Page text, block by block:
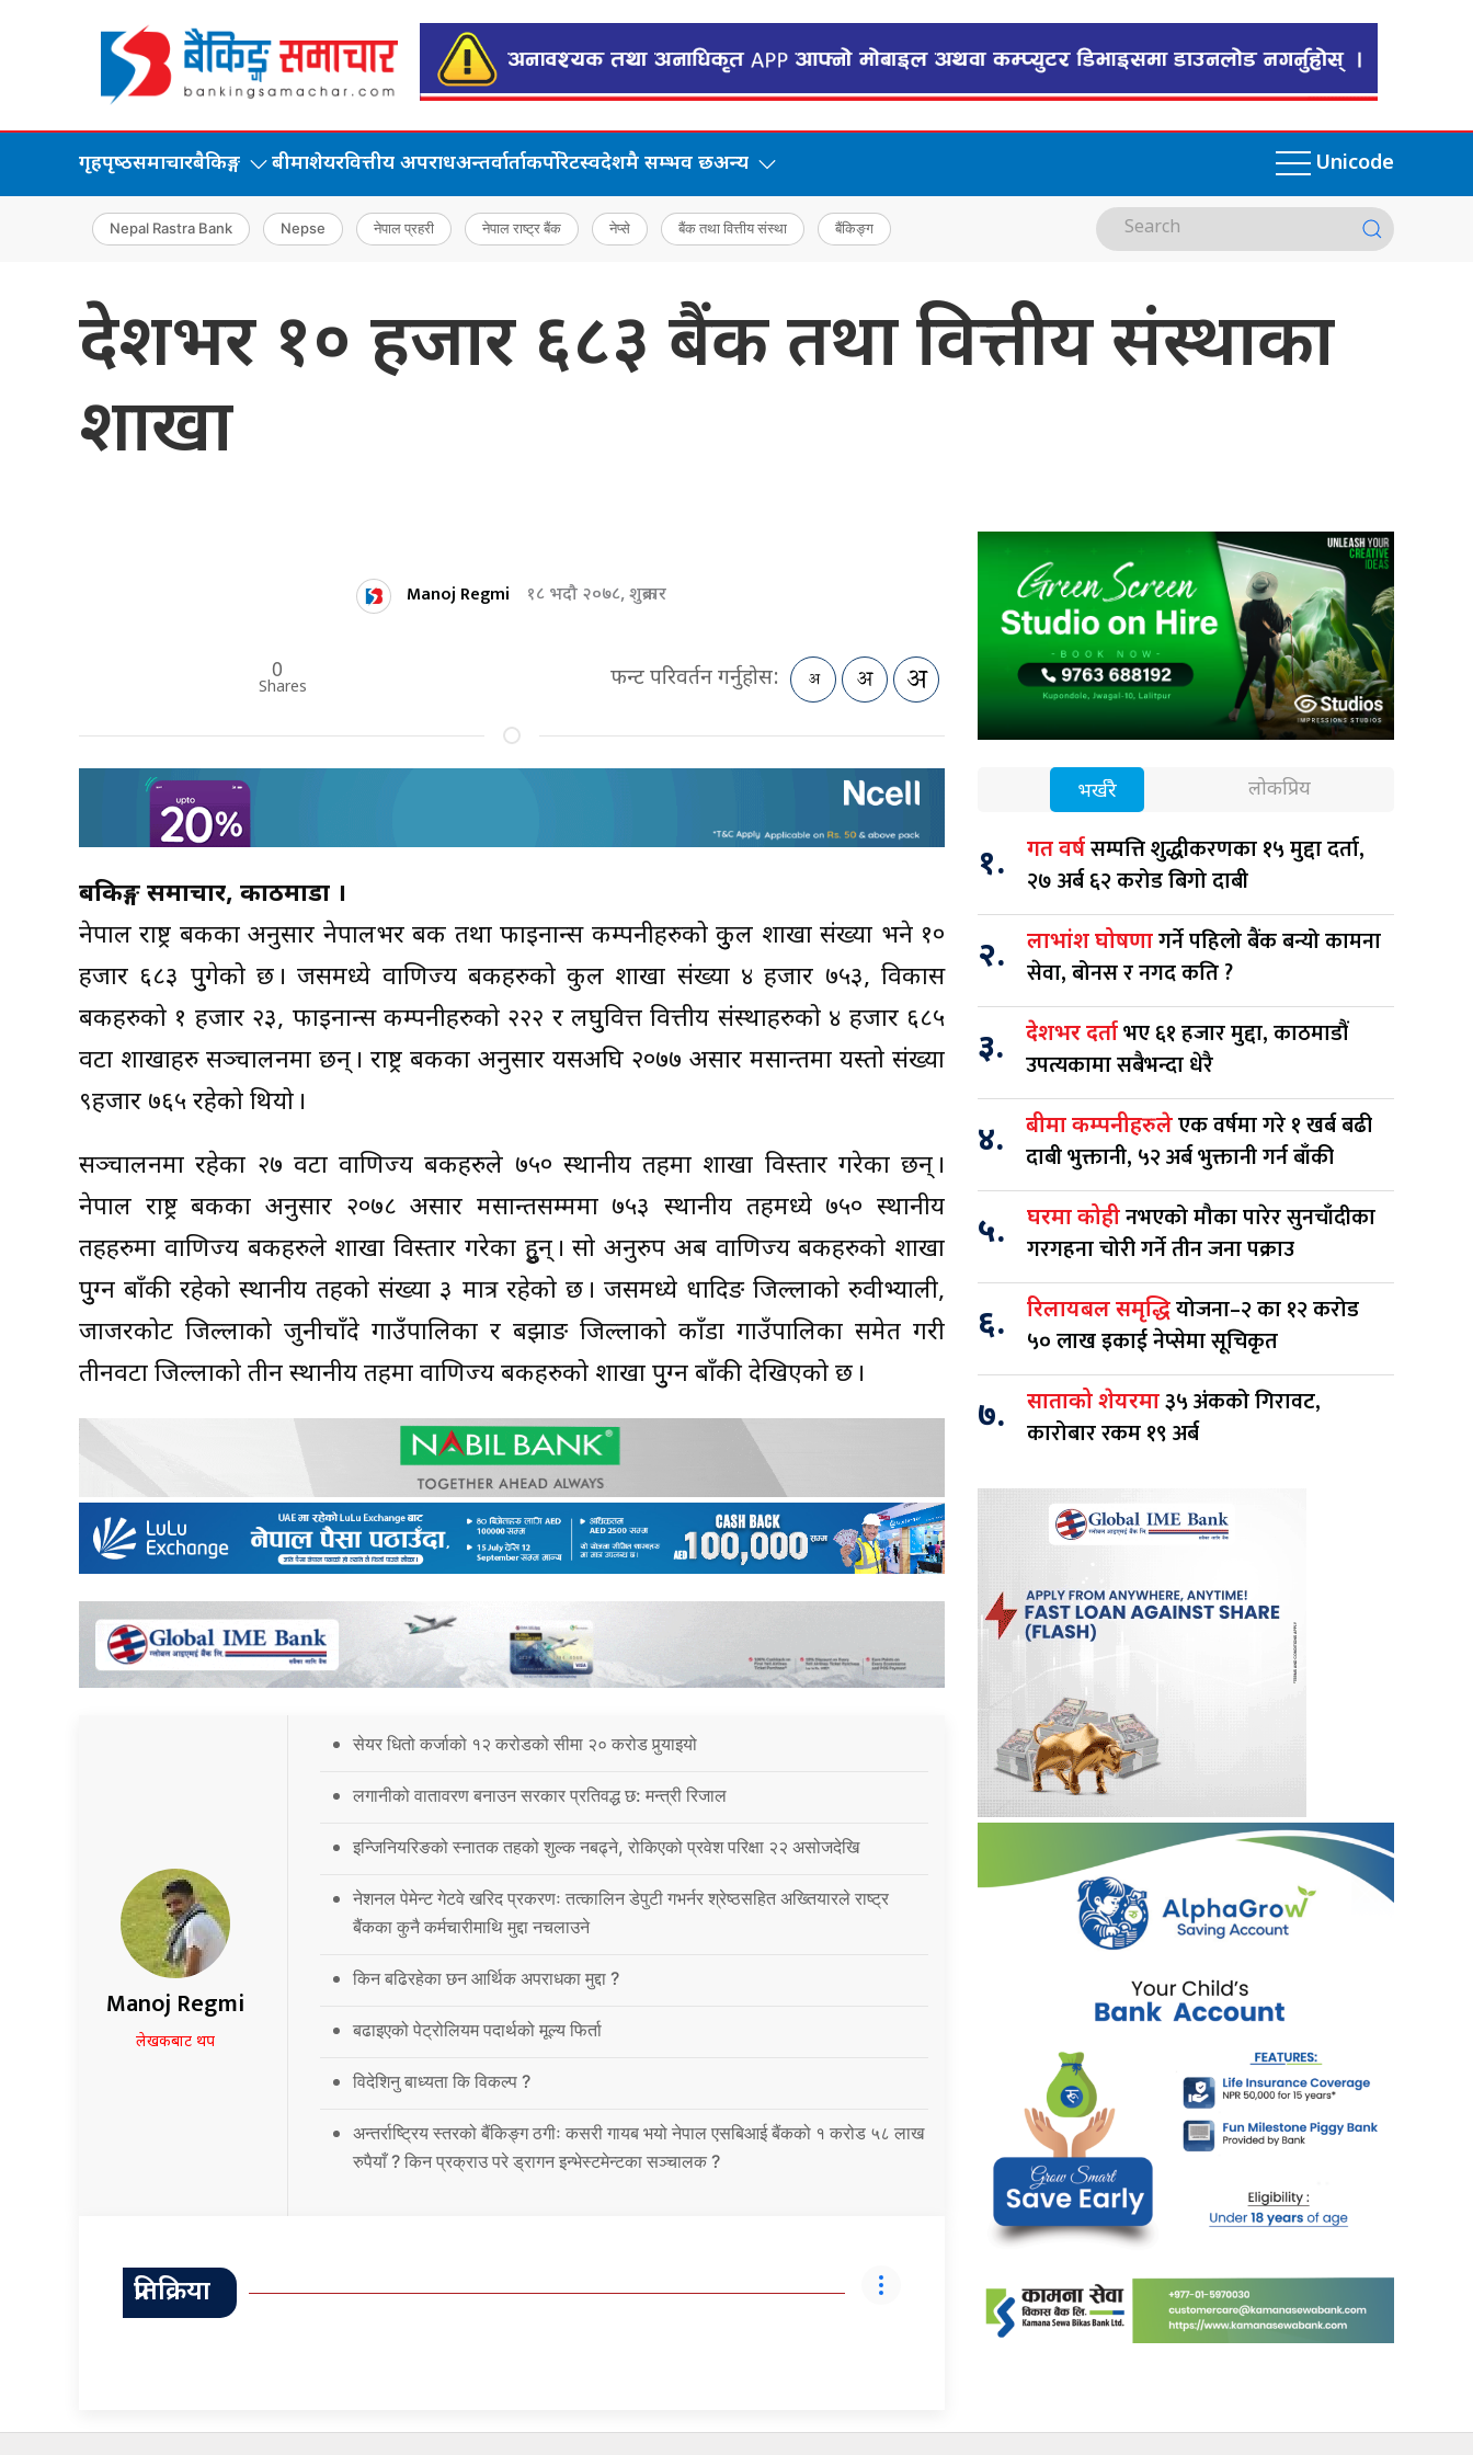
गृहपृष्‍ठसमाचारबैकिङ्ग बीमाशेयरवित्तीय अपराधअन्तर्वार्ताकर्पोरेटस्वदेशमै सम्भव छअन्य Unicode
Nepal Rastra Bank Nepse नेपाल प्रहरी नेपाल राष्ट्र बैंक नेप्से बैंक तथा वित्तीय संस्था बैंकिङ्ग
देशभर १० हजार ६८३ बैंक तथा वित्तीय संस्थाका
शाखा
Manoj Regmi १८ भदौ २०७८, शुक्रबार
0
Shares फन्ट परिवर्तन गर्नुहोस:
बैंकिङ्ग समाचार, काठमाडौं ।
नेपाल राष्ट्र बैंकका अनुसार नेपालभर बैंक तथा फाइनान्स कम्पनीहरुको कुुल शाखा संख्या भने १०
हजार ६८३ पुुगेको छ । जसमध्ये वाणिज्य बैंकहरुको कुल शाखा संख्या ४ हजार ७५३, विकास
बैंकहरुको १ हजार २३, फाइनान्स कम्पनीहरुको २२२ र लघुुवित्त वित्तीय संस्थाहरुको ४ हजार ६८५
वटा शाखाहरु सञ्चालनमा छन् । राष्ट्र बैंकका अनुसार यसअघि २०७७ असार मसान्तमा यस्तो संख्या
९हजार ७६५ रहेको थियो ।
सञ्चालनमा रहेका २७ वटा वाणिज्य बैंकहरुले ७५० स्थानीय तहमा शाखा विस्तार गरेका छन् ।
नेपाल राष्ट्र बैंकका अनुसार २०७८ असार मसान्तसम्ममा ७५३ स्थानीय तहमध्ये ७५० स्थानीय
तहहरुमा वाणिज्य बैंकहरुले शाखा विस्तार गरेका हुुन् । सो अनुरुप अब वाणिज्य बैंकहरुको शाखा
पुुग्न बाँकी रहेको स्थानीय तहको संख्या ३ मात्र रहेको छ । जसमध्ये धादिङ जिल्लाको रुवीभ्याली,
जाजरकोट जिल्लाको जुनीचाँदे गाउँपालिका र बझाङ जिल्लाको काँडा गाउँपालिका समेत गरी
तीनवटा जिल्लाको तीन स्थानीय तहमा वाणिज्य बैंकहरुको शाखा पुुग्न बाँकी देखिएको छ ।
Manoj Regmi
लेखकबाट थप
सेयर धितो कर्जाको १२ करोडको सीमा २० करोड पुर्‍याइयो
लगानीको वातावरण बनाउन सरकार प्रतिवद्ध छ: मन्त्री रिजाल
इन्जिनियरिङको स्नातक तहको शुल्क नबढ्ने, रोकिएको प्रवेश परिक्षा २२ असोजदेखि
नेशनल पेमेन्ट गेटवे खरिद प्रकरणः तत्कालिन डेपुटी गभर्नर श्रेष्ठसहित अख्तियारले राष्ट्र
बैंकका कुनै कर्मचारीमाथि मुद्दा नचलाउने
किन बढिरहेका छन आर्थिक अपराधका मुद्दा ?
बढाइएको पेट्रोलियम पदार्थको मूल्य फिर्ता
विदेशिनु बाध्यता कि विकल्प ?
अन्तर्राष्ट्रिय स्तरको बैंकिङ्ग ठगीः कसरी गायब भयो नेपाल एसबिआई बैंकको १ करोड ५८ लाख
रुपैयाँ ? किन प्रक्राउ परे ड्रागन इन्भेस्टमेन्टका सञ्चालक ?
प्रतिक्रिया
भर्खरै लोकप्रिय
१. गत वर्षसम्पत्ति शुद्धीकरणका १५ मुद्दा दर्ता,
२७ अर्ब ६२ करोड बिगो दाबी
२. लाभांश घोषणागर्ने पहिलो बैंक बन्यो कामना
सेवा, बोनस र नगद कति ?
३. देशभर दर्ताभए ६१ हजार मुद्दा, काठमाडौं
उपत्यकामा सबैभन्दा धेरै
४. बीमा कम्पनीहरुलेएक वर्षमा गरे १ खर्ब बढी
दाबी भुक्तानी, ५२ अर्ब भुक्तानी गर्न बाँकी
५. घरमा कोहीनभएको मौका पारेर सुनचाँदीका
गरगहना चोरी गर्ने तीन जना पक्राउ
६. रिलायबल समृद्धियोजना–२ का १२ करोड
५० लाख इकाई नेप्सेमा सूचिकृत
७. साताको शेयरमा३५ अंकको गिरावट,
कारोबार रकम १९ अर्ब